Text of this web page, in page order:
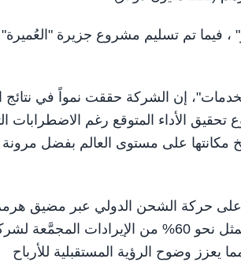
الفترة نفسها 3.97 مليار درهم " 1.08 مليار دولار" ، فيما تم تسليم مشروع جزيرة "العُميرة"
إن الشركة حققت نمواً في نتائج
الأداء المتوقع رغم الاضطرابات
على مستوى العالم بفضل مرونة
على حركة الشحن الدولي عبر مضيق
كما تواصل الشركة الاستفادة من الإيرادات طويلة الأمد المتعاقَد عليها، والتي تمثل نحو 60% من الإيرادات
يعزز وضوح الرؤية المستقبلية للأرباح